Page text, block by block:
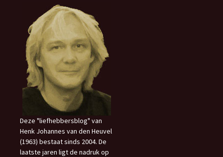
Deze "liefhebbersblog" van
Henk Johannes van den Heuvel
(1963) bestaat sinds 2004. De
laatste jaren ligt de nadruk op